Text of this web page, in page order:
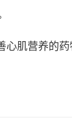
肌营养的药